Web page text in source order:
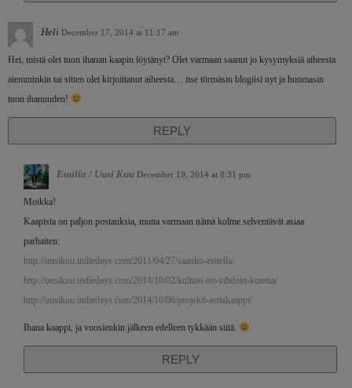
Heli December 17, 2014 at 11:17 am
Hei, mistä olet tuon ihanan kaapin löytänyt? Olet varmaan saanut jo kysymyksiä aiheesta
aiemminkin tai sitten olet kirjoittanut aiheesta… itse törmäsin blogiisi nyt ja huomasin
tuon ihanuuden!
REPLY
Emilia / Uusi Kuu December 19, 2014 at 8:31 pm
Moikka!
Kaapista on paljon postauksia, mutta varmaan nämä kolme selventävät asiaa
parhaiten:
http://uusikuu.indiedays.com/2011/04/27/saanko-esitella/
http://uusikuu.indiedays.com/2014/10/02/kultani-on-vihdoin-kotona/
http://uusikuu.indiedays.com/2014/10/06/projekti-astiakaappi/
Ihana kaappi, ja vuosienkin jälkeen edelleen tykkään siitä.
REPLY